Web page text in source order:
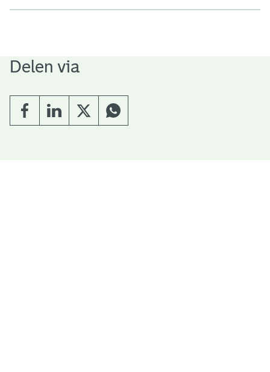
Delen via